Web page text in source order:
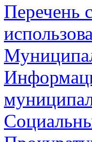
Перечень